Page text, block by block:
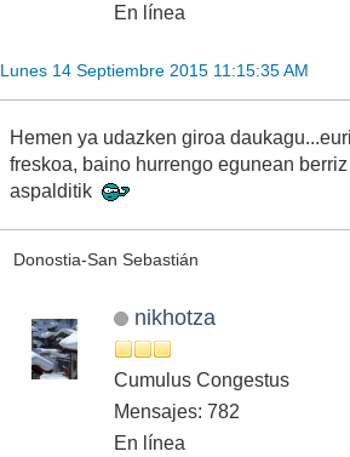
En línea
Lunes 14 Septiembre 2015 11:15:35 AM
Hemen ya udazken giroa
freskoa, baino hurrengo egunean
aspalditik
Donostia-San Sebastián
nikhotza
Cumulus Congestus
Mensajes: 782
En línea